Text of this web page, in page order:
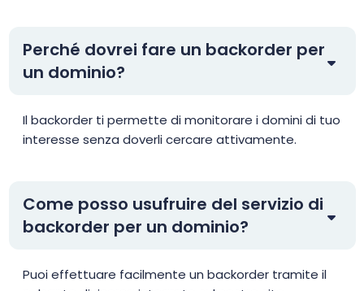
Perché dovrei fare un backorder per
un dominio?
Il backorder ti permette di monitorare i domini di tuo
interesse senza doverli cercare attivamente.
Come posso usufruire del servizio di
backorder per un dominio?
Puoi effettuare facilmente un backorder tramite il